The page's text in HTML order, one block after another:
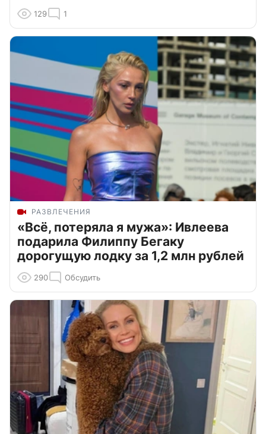
129 1
РАЗВЛЕЧЕНИЯ
«Всё, потеряла я мужа»: Ивлеева
подарила Филиппу Бегаку
дорогущую лодку за 1,2 млн рублей
290 Обсудить